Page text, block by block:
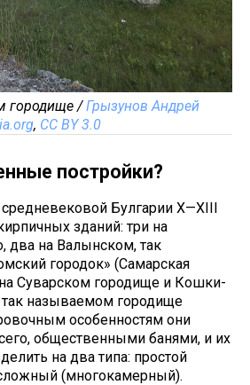
городище /Грызунов Андрей
, CC BY 3.0
постройки?
средневековой Булгарии X—XIII
зданий: три на
два на Валынском, так
городок» (Самарская
Суварском городище и Кошки-
называемом городище
особенностям они
общественными банями, и их
на два типа: простой
(многокамерный).